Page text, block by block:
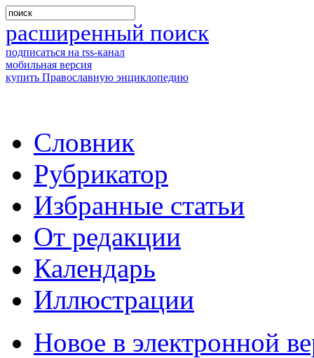
расширенный поиск
подписаться на rss-канал
мобильная версия
купить Православную энциклопедию
Словник
Рубрикатор
Избранные статьи
От редакции
Календарь
Иллюстрации
Новое в электронной